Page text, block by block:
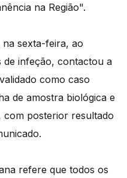
na Região".
sexta-feira, ao
de infeção, contactou a
como caso
de amostra biológica e
com posterior resultado
refere que todos os